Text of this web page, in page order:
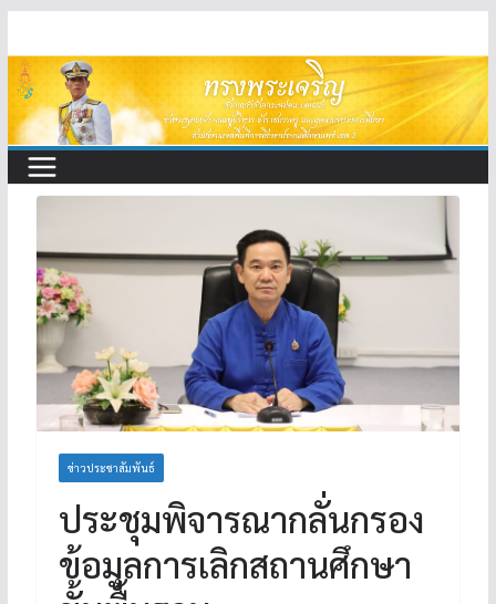
to
content
ข่าวประชาสัมพันธ์
ประชุมพิจารณากลั่นกรอง
ข้อมูลการเลิกสถานศึกษา